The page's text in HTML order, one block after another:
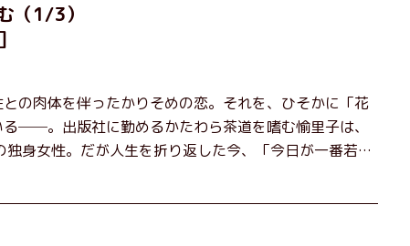
（1/3）
の肉体を伴ったかりそめの恋。それを、ひそかに「花
──。出版社に勤めるかたわら茶道を嗜む愉里子は、
独身女性。だが人生を折り返した今、「今日が一番若